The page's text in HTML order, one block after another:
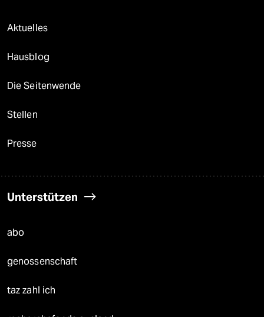
Aktuelles
Hausblog
Die Seitenwende
Stellen
Presse
Unterstützen
abo
genossenschaft
taz zahl ich